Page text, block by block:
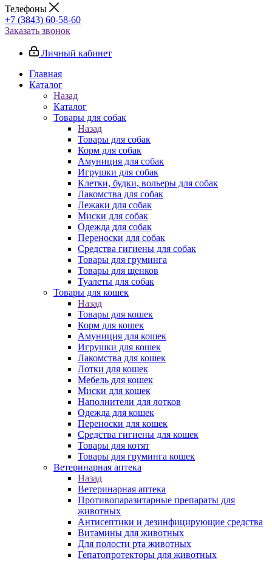
Телефоны
+7 (3843) 60-58-60
Заказать звонок
Личный кабинет
Главная
Каталог
Назад
Каталог
Товары для собак
Назад
Товары для собак
Корм для собак
Амуниция для собак
Игрушки для собак
Клетки, будки, вольеры для собак
Лакомства для собак
Лежаки для собак
Миски для собак
Одежда для собак
Переноски для собак
Средства гигиены для собак
Товары для груминга
Товары для щенков
Туалеты для собак
Товары для кошек
Назад
Товары для кошек
Корм для кошек
Амуниция для кошек
Игрушки для кошек
Лакомства для кошек
Лотки для кошек
Мебель для кошек
Миски для кошек
Наполнители для лотков
Одежда для кошек
Переноски для кошек
Средства гигиены для кошек
Товары для котят
Товары для груминга кошек
Ветеринарная аптека
Назад
Ветеринарная аптека
Противопаразитарные препараты для
животных
Антисептики и дезинфицирующие средства
Витамины для животных
Для полости рта животных
Гепатопротекторы для животных